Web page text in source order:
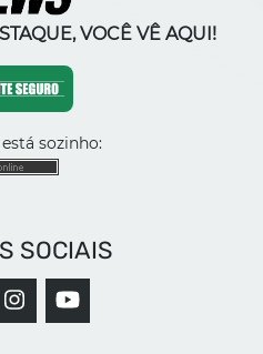
VOCÊ VÊ AQUI!
sozinho:
SOCIAIS